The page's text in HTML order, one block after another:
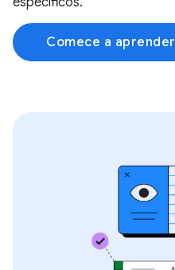
Comece a aprender